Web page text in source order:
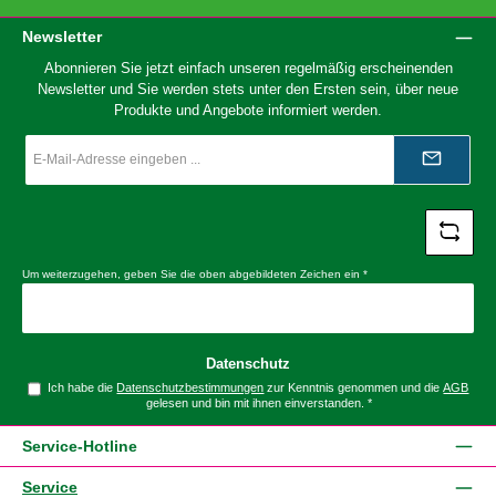
Newsletter
Abonnieren Sie jetzt einfach unseren regelmäßig erscheinenden
Newsletter und Sie werden stets unter den Ersten sein, über neue
Produkte und Angebote informiert werden.
Mail-
*
Um weiterzugehen, geben Sie die oben abgebildeten Zeichen ein *
Datenschutz
Ich habe dieDatenschutzbestimmungen zur Kenntnis genommen und dieAGB
gelesen und bin mit ihnen einverstanden. *
Service-Hotline
Service